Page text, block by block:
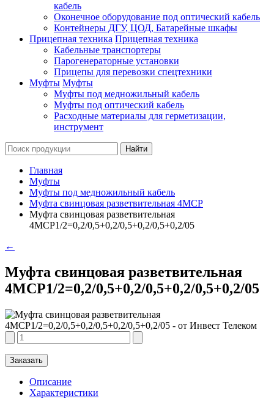
кабель
Оконечное оборудование под оптический кабель
Контейнеры ДГУ, ЦОД, Батарейные шкафы
Прицепная техника Прицепная техника
Кабельные транспортеры
Парогенераторные установки
Прицепы для перевозки спецтехники
Муфты Муфты
Муфты под медножильный кабель
Муфты под оптический кабель
Расходные материалы для герметизации,
инструмент
Главная
Муфты
Муфты под медножильный кабель
Муфта свинцовая разветвительная 4МСР
Муфта свинцовая разветвительная
4МСР1/2=0,2/0,5+0,2/0,5+0,2/0,5+0,2/05
←
Муфта свинцовая разветвительная
4МСР1/2=0,2/0,5+0,2/0,5+0,2/0,5+0,2/05
Заказать
Описание
Характеристики